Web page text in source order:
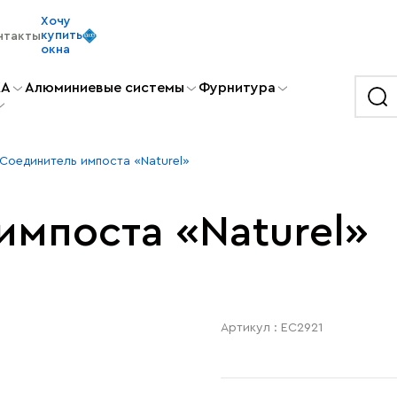
Хочу
купить
окна
Алюминиевые системы Фурнитура
Соединитель импоста «Naturel»
«Naturel»
Артикул : EC2921